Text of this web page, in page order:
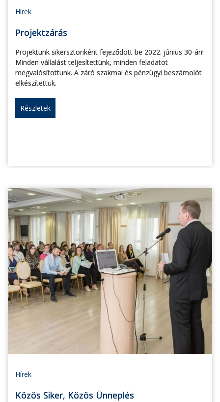
Hírek
Projektzárás
Projektünk sikersztoriként fejeződött be 2022. június 30-án!
Minden vállalást teljesítettünk, minden feladatot
megvalósítottunk. A záró szakmai és pénzügyi beszámolót
elkészítettük.
Részletek
Hírek
Közös Siker, Közös Ünneplés